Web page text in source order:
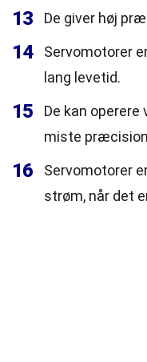
13 De giver høj
14
Servomotorer
lang levetid.
15
De kan
miste
16
Servomotorer
strøm, når det